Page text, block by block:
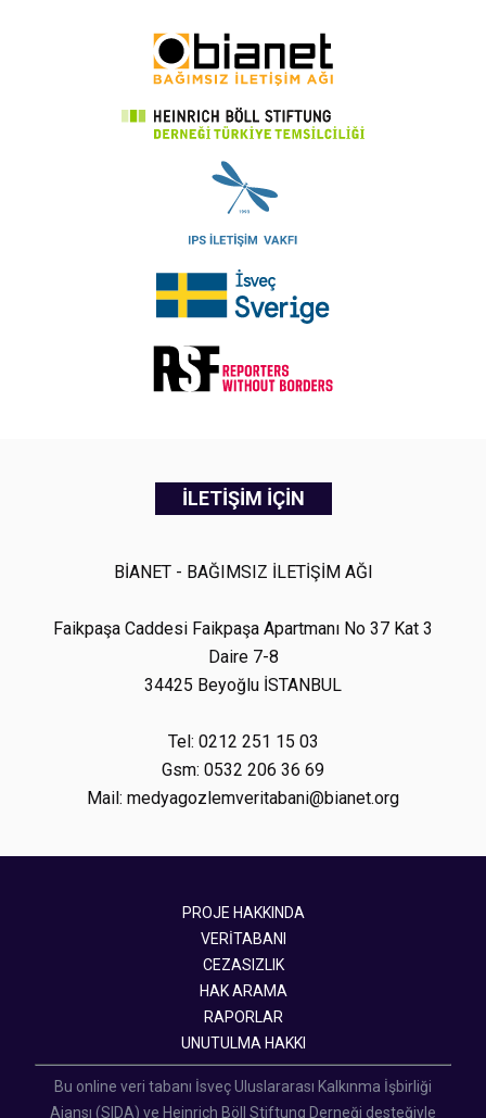
İLETİŞİM İÇİN
BİANET - BAĞIMSIZ İLETİŞİM AĞI
Faikpaşa Caddesi Faikpaşa Apartmanı No 37 Kat 3
Daire 7-8
34425 Beyoğlu İSTANBUL
Tel: 0212 251 15 03
Gsm: 0532 206 36 69
Mail: medyagozlemveritabani@bianet.org
PROJE HAKKINDA
VERİTABANI
CEZASIZLIK
HAK ARAMA
RAPORLAR
UNUTULMA HAKKI
Bu online veri tabanı İsveç Uluslararası Kalkınma İşbirliği
Ajansı (SIDA) ve Heinrich Böll Stiftung Derneği desteğiyle